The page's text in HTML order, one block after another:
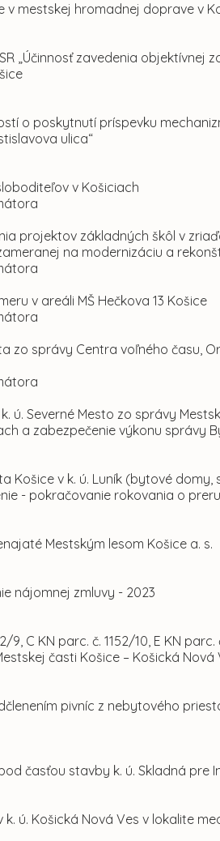
v mestskej hromadnej doprave v
„Účinnosť zavedenia
o poskytnutí príspevku
ulica“
v Košiciach
projektov základných škôl v
na modernizáciu a
v areáli MŠ Hečkova 13 Košice
zo správy Centra voľného času,
ú. Severné Mesto zo správy
a zabezpečenie výkonu správy
Košice v k. ú. Luník (bytové
- pokračovanie rokovania o
Mestským lesom Košice a. s.
nájomnej zmluvy - 2023
9, C KN parc. č. 1152/10, E KN
časti Košice – Košická Nová
pivníc z nebytového
časťou stavby k. ú. Skladná pre
ú. Košická Nová Ves v lokalite